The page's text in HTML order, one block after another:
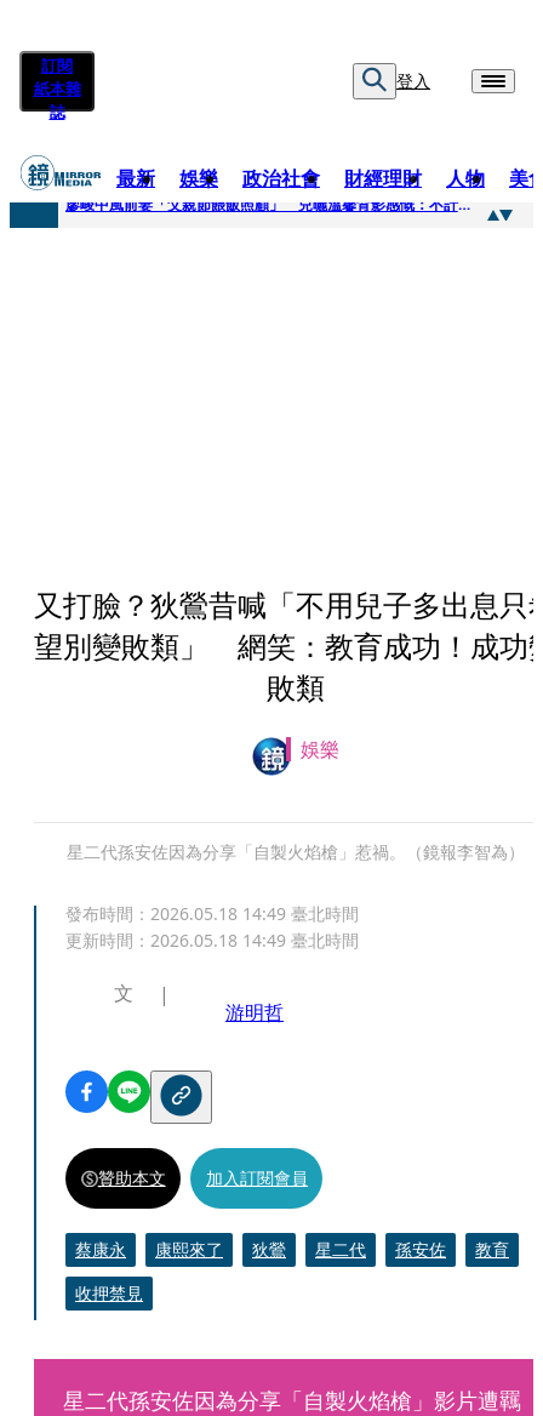
訂閱
紙本雜
誌
登入
最新 娛樂 政治社會 財經理財 人物 美
快訊
廖峻中風前妻「父親節餵飯照顧」 兒曬溫馨背影感慨：不計前嫌的真愛
又打臉？狄鶯昔喊「不用兒子多出息只
望別變敗類」 網笑：教育成功！成功
敗類
娛樂
星二代孫安佐因為分享「自製火焰槍」惹禍。（鏡報李智為）
發布時間： 2026.05.18 14:49 臺北時間
更新時間： 2026.05.18 14:49 臺北時間
文
游明哲
贊助本文 加入訂閱會員
蔡康永 康熙來了 狄鶯 星二代 孫安佐
教育
收押禁見
星二代孫安佐因為分享「自製火焰槍」影片遭羈